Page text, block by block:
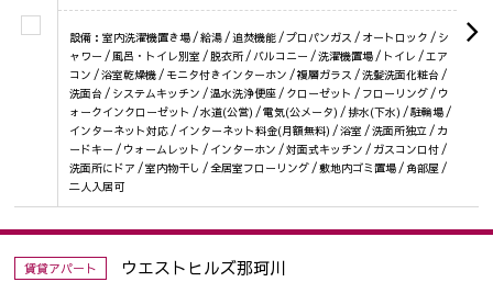
設備：室内洗濯機置き場 / 給湯 / 追焚機能 / プロパンガス / オートロック / シ
ャワー / 風呂・トイレ別室 / 脱衣所 / バルコニー / 洗濯機置場 / トイレ / エア
コン / 浴室乾燥機 / モニタ付きインターホン / 複層ガラス / 洗髪洗面化粧台 /
洗面台 / システムキッチン / 温水洗浄便座 / クローゼット / フローリング / ウ
ォークインクローゼット / 水道(公営) / 電気(公メータ) / 排水(下水) / 駐輪場 /
インターネット対応 / インターネット料金(月額無料) / 浴室 / 洗面所独立 / カ
ードキー / ウォームレット / インターホン / 対面式キッチン / ガスコンロ付 /
洗面所にドア / 室内物干し / 全居室フローリング / 敷地内ゴミ置場 / 角部屋 /
二人入居可
賃貸アパート ウエストヒルズ那珂川